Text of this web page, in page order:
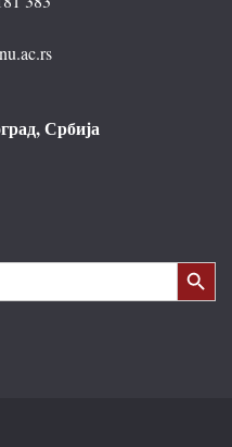
Србија
Search Button